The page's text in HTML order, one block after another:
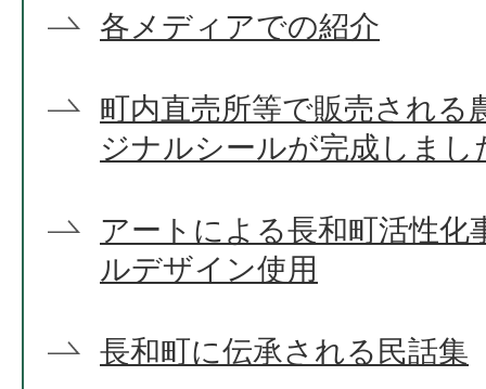
各メディアでの紹介
町内直売所等で販売される
ジナルシールが完成しまし
アートによる長和町活性化
ルデザイン使用
長和町に伝承される民話集